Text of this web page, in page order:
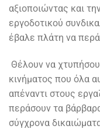
αξιοποιώντας και
εργοδοτικού
έβαλε πλάτη να
Θέλουν να
κινήματος που όλα
απέναντι στους
περάσουν τα
σύγχρονα